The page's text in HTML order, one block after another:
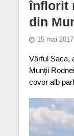
înflorit
din
15 mai 2017
Vârful Saca,
Munţii
covor alb